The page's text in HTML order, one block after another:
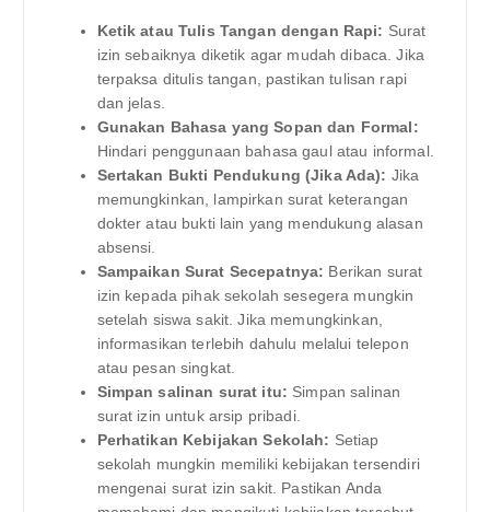
Ketik atau Tulis Tangan dengan Rapi: Surat
izin sebaiknya diketik agar mudah dibaca. Jika
terpaksa ditulis tangan, pastikan tulisan rapi
dan jelas.
Gunakan Bahasa yang Sopan dan Formal:
Hindari penggunaan bahasa gaul atau informal.
Sertakan Bukti Pendukung (Jika Ada): Jika
memungkinkan, lampirkan surat keterangan
dokter atau bukti lain yang mendukung alasan
absensi.
Sampaikan Surat Secepatnya: Berikan surat
izin kepada pihak sekolah sesegera mungkin
setelah siswa sakit. Jika memungkinkan,
informasikan terlebih dahulu melalui telepon
atau pesan singkat.
Simpan salinan surat itu: Simpan salinan
surat izin untuk arsip pribadi.
Perhatikan Kebijakan Sekolah: Setiap
sekolah mungkin memiliki kebijakan tersendiri
mengenai surat izin sakit. Pastikan Anda